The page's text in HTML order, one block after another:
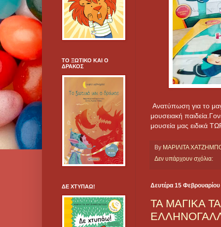
Ανατύπωση για το
μουσειακή
μουσεία μας ειδικά
By ΜΑΡΙΛΙΤΑ
Δεν υπάρχουν σχόλια:
Δευτέρα 15
ΤΑ ΜΑΓΙΚΑ
ΤΟ ΞΩΤΙΚΟ ΚΑΙ Ο
ΔΡΑΚΟΣ
ΔΕ ΧΤΥΠΑΩ!